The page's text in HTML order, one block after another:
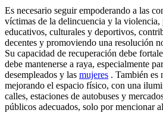
Es necesario seguir empoderando a las
víctimas de la delincuencia y la
educativos, culturales y deportivos,
decentes y promoviendo una resolución
Su capacidad de recuperación debe
debe mantenerse a raya, especialmente
desempleados y las mujeres . También es
mejorando el espacio físico, con una
calles, estaciones de autobuses y
públicos adecuados, solo por mencionar